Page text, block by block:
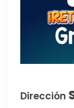
Dirección